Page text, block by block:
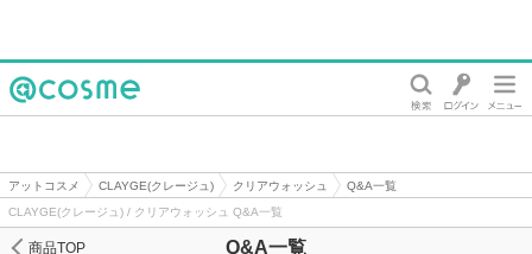
アットコスメ CLAYGE(クレージュ) クリアウォッシュ
Q&A一覧
CLAYGE(クレージュ) / クリアウォッシュ Q&A一覧
Q&A一覧
商品TOP